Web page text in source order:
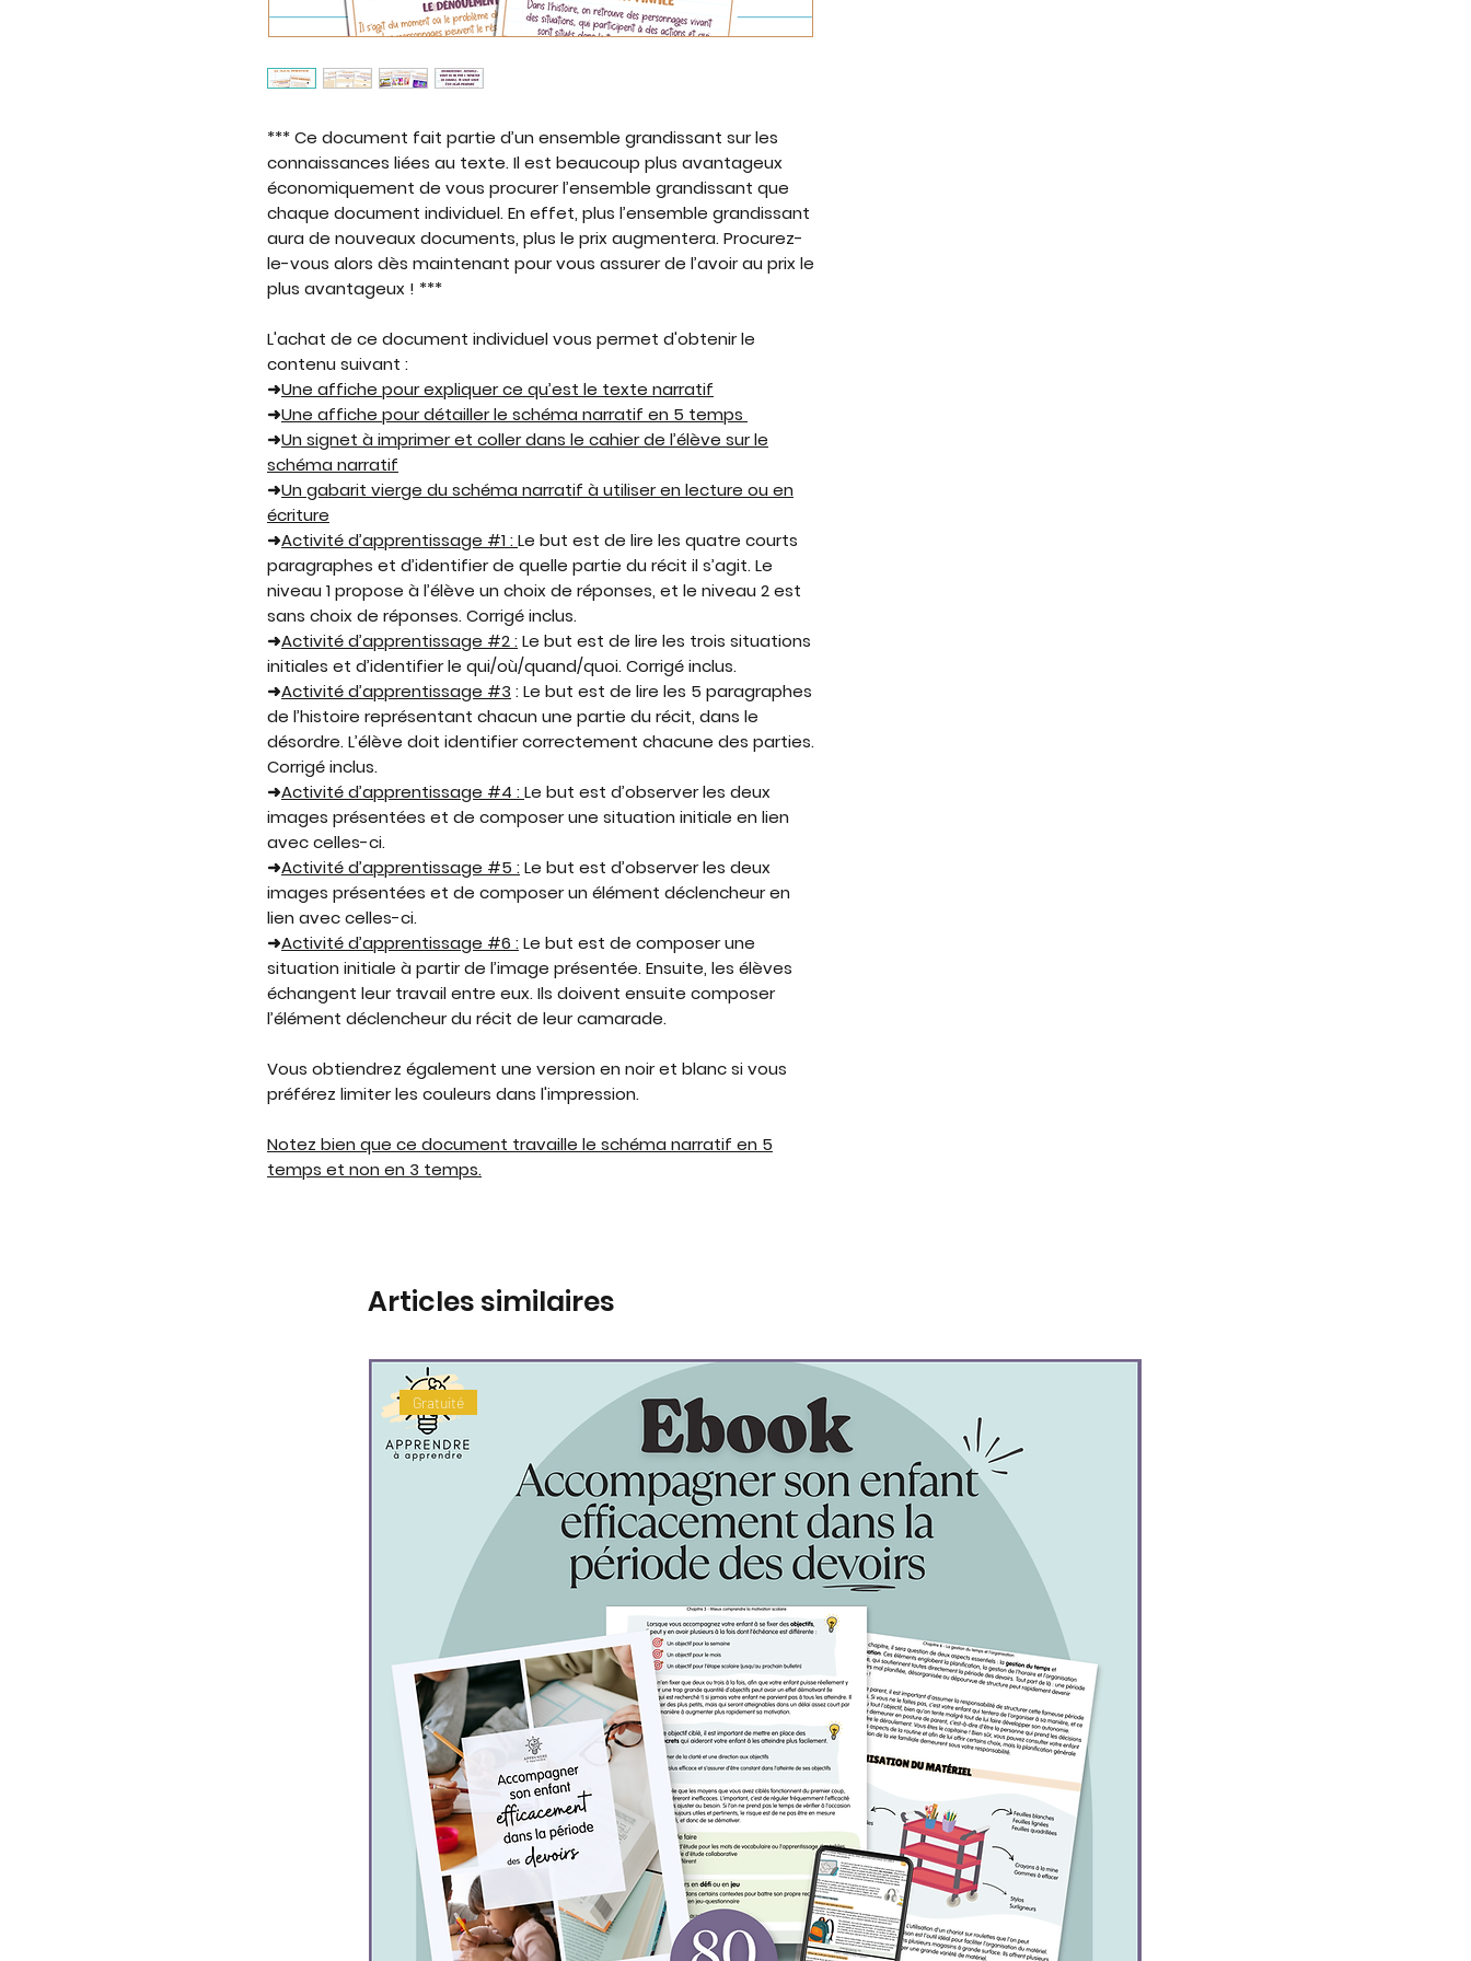
*** Ce document fait partie d’un ensemble grandissant sur les
connaissances liées au texte. Il est beaucoup plus avantageux
économiquement de vous procurer l’ensemble grandissant que
chaque document individuel. En effet, plus l’ensemble grandissant
aura de nouveaux documents, plus le prix augmentera. Procurez-
le-vous alors dès maintenant pour vous assurer de l’avoir au prix le
plus avantageux ! ***
L'achat de ce document individuel vous permet d'obtenir le
contenu suivant :
➜Une affiche pour expliquer ce qu’est le texte narratif
➜Une affiche pour détailler le schéma narratif en 5 temps
➜Un signet à imprimer et coller dans le cahier de l’élève sur le
schéma narratif
➜Un gabarit vierge du schéma narratif à utiliser en lecture ou en
écriture
➜Activité d’apprentissage #1 : Le but est de lire les quatre courts
paragraphes et d’identifier de quelle partie du récit il s’agit. Le
niveau 1 propose à l’élève un choix de réponses, et le niveau 2 est
sans choix de réponses. Corrigé inclus.
➜Activité d’apprentissage #2 : Le but est de lire les trois situations
initiales et d’identifier le qui/où/quand/quoi. Corrigé inclus.
➜Activité d’apprentissage #3 : Le but est de lire les 5 paragraphes
de l’histoire représentant chacun une partie du récit, dans le
désordre. L’élève doit identifier correctement chacune des parties.
Corrigé inclus.
➜Activité d’apprentissage #4 : Le but est d’observer les deux
images présentées et de composer une situation initiale en lien
avec celles-ci.
➜Activité d’apprentissage #5 : Le but est d’observer les deux
images présentées et de composer un élément déclencheur en
lien avec celles-ci.
➜Activité d’apprentissage #6 : Le but est de composer une
situation initiale à partir de l’image présentée. Ensuite, les élèves
échangent leur travail entre eux. Ils doivent ensuite composer
l’élément déclencheur du récit de leur camarade.
Vous obtiendrez également une version en noir et blanc si vous
préférez limiter les couleurs dans l'impression.
Notez bien que ce document travaille le schéma narratif en 5
temps et non en 3 temps.
Articles similaires
Gratuité